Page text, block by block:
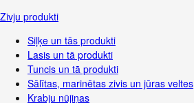
Zivju produkti
Siļķe un tās produkti
Lasis un tā produkti
Tuncis un tā produkti
Sālītas, marinētas zivis un jūras veltes
Krabju nūjiņas